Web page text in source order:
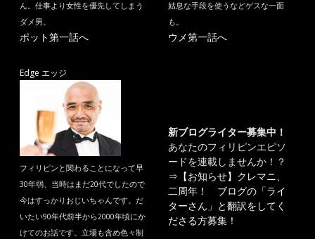
ん。仕事より女性を優先してしまう
ダメ男。
ポット第一話へ
姑息な手段を使うなどゲスな一面
も。
ウメ第一話へ
Edge エッジ
フィリピンと関わることになって早
30年弱、当時はまだ20代でしたので
今はすっかりおじいちゃんです。だ
いたい90年代前半から2000年頃にか
けてのお話です。立場も含め色々制
新ブログライター募集中！
あなたのフィリピンエピソ
ードを連載しませんか！？
⇒ 【お知らせ】クレマニ、
二周年！ ブログの「ライ
ターさん」と翻訳をしてく
ださる方募集！